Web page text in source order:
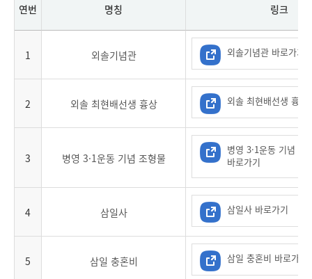
연번 명칭 링크
1 외솔기념관 외솔기념관 바로가기
2 외솔 최현배선생 흉상 외솔 최현배선생 흉상
3 병영 3·1운동 기념 조형물
병영 3·1운동 기념 조
바로가기
4 삼일사 삼일사 바로가기
5 삼일 충혼비 삼일 충혼비 바로가기